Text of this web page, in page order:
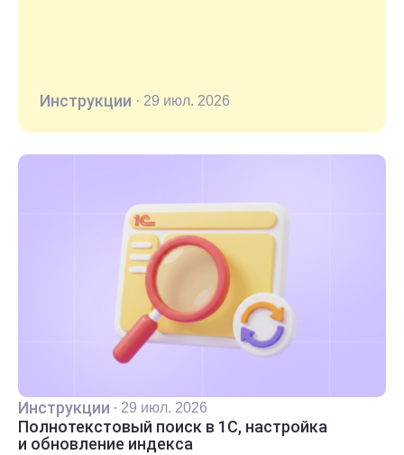
Инструкции · 29 июл. 2026
Инструкции · 29 июл. 2026
Полнотекстовый поиск в 1С, настройка
и обновление индекса